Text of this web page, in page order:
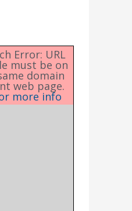
Error: URL
must be on
domain
web page.
more info